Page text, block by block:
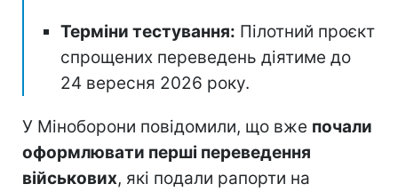
Терміни тестування: Пілотний проєкт
спрощених переведень діятиме до
24 вересня 2026 року.
У Міноборони повідомили, що вже почали
оформлювати перші переведення
військових, які подали рапорти на